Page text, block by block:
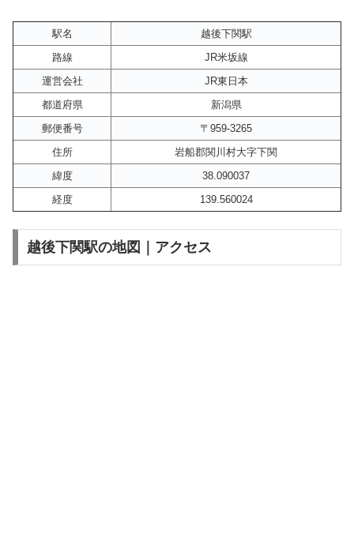
駅名
越後下関駅
路線
JR米坂線
運営会社
JR東日本
都道府県
新潟県
郵便番号
〒959-3265
住所
岩船郡関川村大字下関
緯度
38.090037
経度
139.560024
越後下関駅の地図｜アクセス